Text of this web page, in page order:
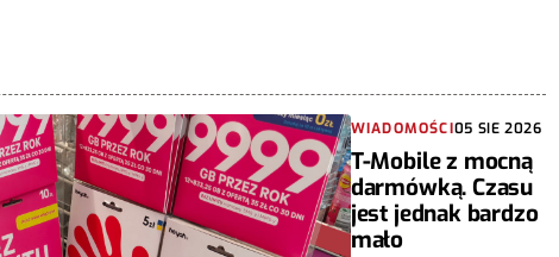
WIADOMOŚCI05 SIE 2026
T-Mobile z mocną
darmówką. Czasu
jest jednak bardzo
mało